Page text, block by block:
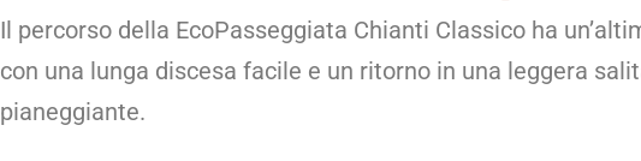
Il percorso della EcoPasseggiata Chianti Classico ha
con una lunga discesa facile e un ritorno in una leggera
pianeggiante.